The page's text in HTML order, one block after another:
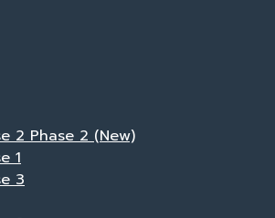
2 Phase 2 (New)
1
3